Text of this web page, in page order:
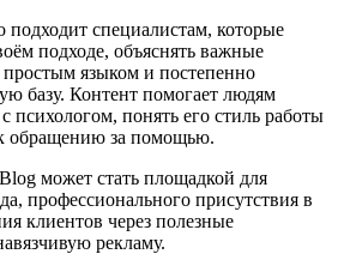
подходит специалистам, которые
подходе, объяснять важные
языком и постепенно
базу. Контент помогает людям
психологом, понять его стиль работы
обращению за помощью.
может стать площадкой для
профессионального присутствия в
клиентов через полезные
рекламу.